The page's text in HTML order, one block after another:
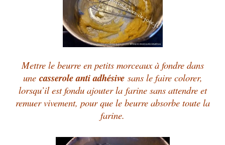
Mettre le beurre en petits morceaux à fondre dans
une casserole anti adhésivesans le faire colorer,
lorsqu’il est fondu ajouter la farine sans attendre et
remuer vivement, pour que le beurre absorbe toute la
farine.